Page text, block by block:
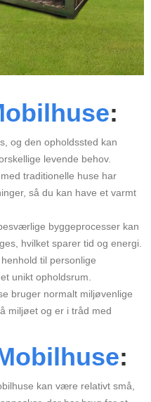
:
og den opholdssted kan
levende behov.
traditionelle huse har
så du kan have et varmt
byggeprocesser kan
hvilket sparer tid og energi.
til personlige
unikt opholdsrum.
bruger normalt miljøvenlige
miljøet og er i tråd med
:
kan være relativt små,